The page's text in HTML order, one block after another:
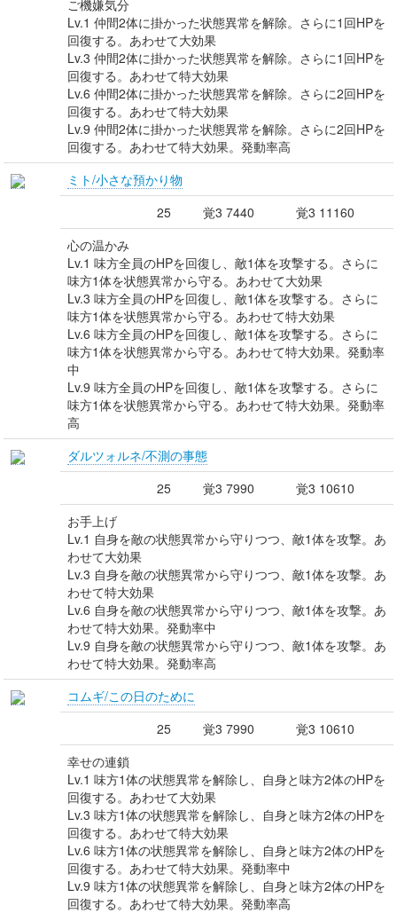
ご機嫌気分
Lv.1 仲間2体に掛かった状態異常を解除。さらに1回HPを
回復する。あわせて大効果
Lv.3 仲間2体に掛かった状態異常を解除。さらに1回HPを
回復する。あわせて特大効果
Lv.6 仲間2体に掛かった状態異常を解除。さらに2回HPを
回復する。あわせて特大効果
Lv.9 仲間2体に掛かった状態異常を解除。さらに2回HPを
回復する。あわせて特大効果。発動率高
ミト/小さな預かり物
25
覚3 7440
覚3 11160
心の温かみ
Lv.1 味方全員のHPを回復し、敵1体を攻撃する。さらに
味方1体を状態異常から守る。あわせて大効果
Lv.3 味方全員のHPを回復し、敵1体を攻撃する。さらに
味方1体を状態異常から守る。あわせて特大効果
Lv.6 味方全員のHPを回復し、敵1体を攻撃する。さらに
味方1体を状態異常から守る。あわせて特大効果。発動率
中
Lv.9 味方全員のHPを回復し、敵1体を攻撃する。さらに
味方1体を状態異常から守る。あわせて特大効果。発動率
高
ダルツォルネ/不測の事態
25
覚3 7990
覚3 10610
お手上げ
Lv.1 自身を敵の状態異常から守りつつ、敵1体を攻撃。あ
わせて大効果
Lv.3 自身を敵の状態異常から守りつつ、敵1体を攻撃。あ
わせて特大効果
Lv.6 自身を敵の状態異常から守りつつ、敵1体を攻撃。あ
わせて特大効果。発動率中
Lv.9 自身を敵の状態異常から守りつつ、敵1体を攻撃。あ
わせて特大効果。発動率高
コムギ/この日のために
25
覚3 7990
覚3 10610
幸せの連鎖
Lv.1 味方1体の状態異常を解除し、自身と味方2体のHPを
回復する。あわせて大効果
Lv.3 味方1体の状態異常を解除し、自身と味方2体のHPを
回復する。あわせて特大効果
Lv.6 味方1体の状態異常を解除し、自身と味方2体のHPを
回復する。あわせて特大効果。発動率中
Lv.9 味方1体の状態異常を解除し、自身と味方2体のHPを
回復する。あわせて特大効果。発動率高